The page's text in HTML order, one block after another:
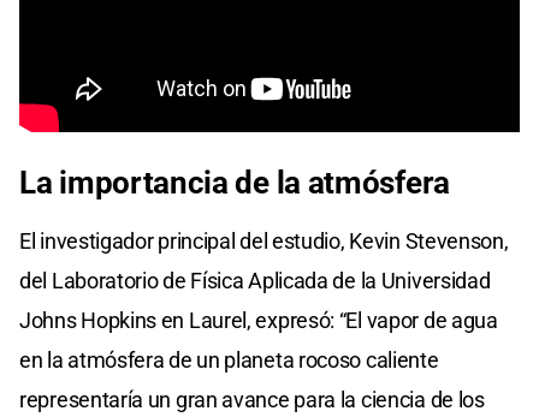
La importancia de la atmósfera
El investigador principal del estudio, Kevin Stevenson,
del Laboratorio de Física Aplicada de la Universidad
Johns Hopkins en Laurel, expresó: “El vapor de agua
en la atmósfera de un planeta rocoso caliente
representaría un gran avance para la ciencia de los